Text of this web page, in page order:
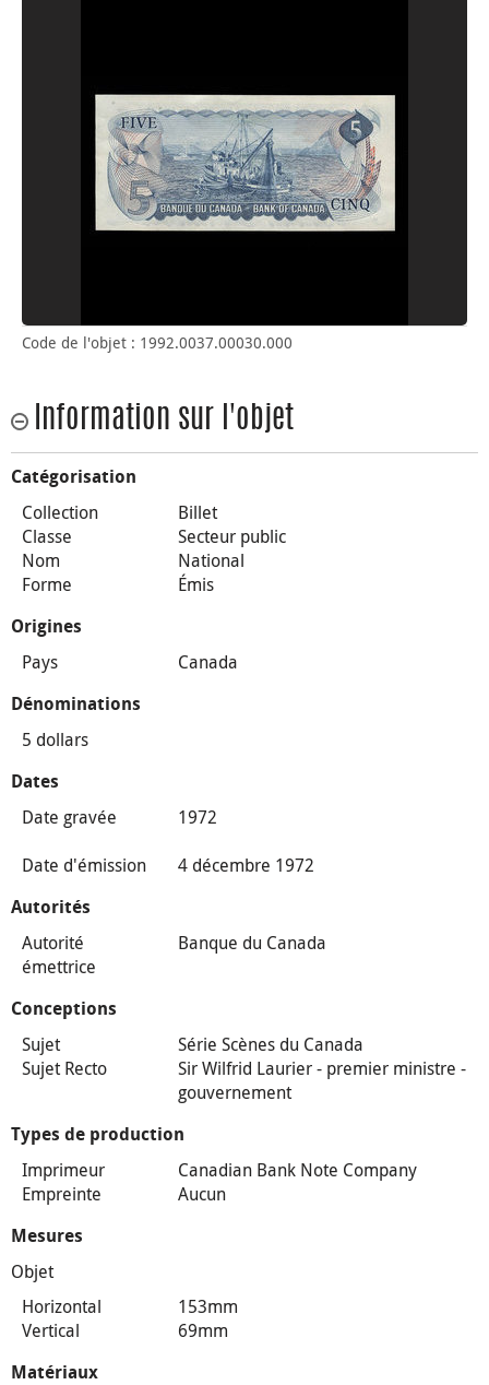
Code de l'objet : 1992.0037.00030.000
Information sur l'objet
Catégorisation
Collection
Billet
Classe
Secteur public
Nom
National
Forme
Émis
Origines
Pays Canada
Dénominations
5 dollars
Dates
Date gravée
1972
Date d'émission
4 décembre 1972
Autorités
Autorité
émettrice
Banque du Canada
Conceptions
Sujet
Série Scènes du Canada
Sujet Recto
Sir Wilfrid Laurier - premier ministre -
gouvernement
Types de production
Imprimeur
Canadian Bank Note Company
Empreinte
Aucun
Mesures
Objet
Horizontal
153mm
Vertical
69mm
Matériaux